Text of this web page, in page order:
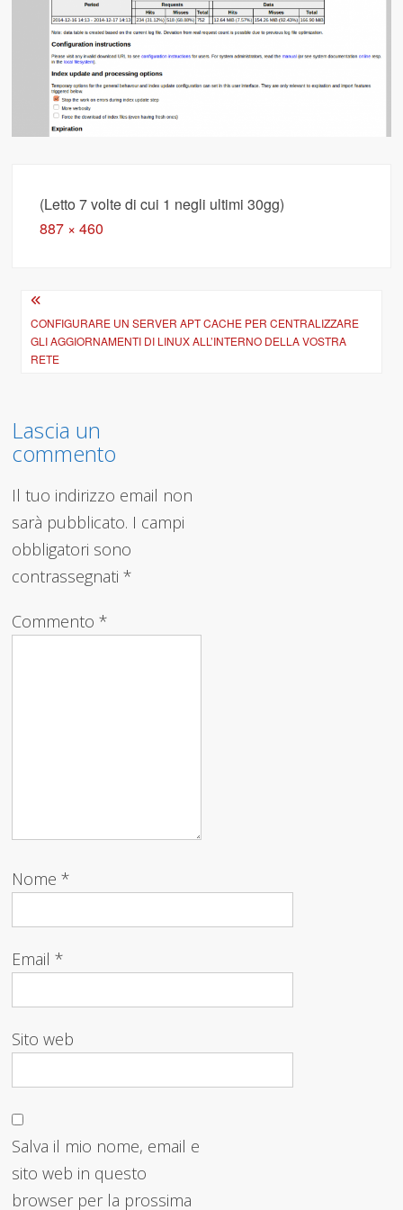
(Letto 7 volte di cui 1 negli ultimi 30gg)
Full
887 × 460
Navigazione
articoli
CONFIGURARE UN SERVER APT CACHE PER CENTRALIZZARE
GLI AGGIORNAMENTI DI LINUX ALL’INTERNO DELLA VOSTRA
RETE
Lascia un
commento
Il tuo indirizzo email non
sarà pubblicato. I campi
obbligatori sono
contrassegnati*
Commento*
Nome*
Email*
Sito web
Salva il mio nome, email e
sito web in questo
browser per la prossima